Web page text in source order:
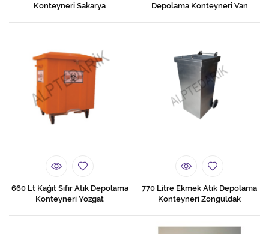
Konteyneri Sakarya
Depolama Konteyneri Van
660 Lt Kağıt Sıfır Atık Depolama
Konteyneri Yozgat
770 Litre Ekmek Atık Depolama
Konteyneri Zonguldak